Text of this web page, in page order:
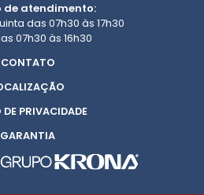
de atendimento:
das 07h30 às 17h30
07h30 às 16h30
CONTATO
PRIVACIDADE
GARANTIA